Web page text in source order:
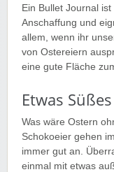
Ein Bullet Journal
Anschaffung und
allem, wenn ihr
von Ostereiern
eine gute Fläche
Etwas Süßes
Was wäre Ostern
Schokoeier gehen
immer gut an.
einmal mit etwas